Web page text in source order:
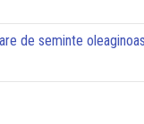
de seminte